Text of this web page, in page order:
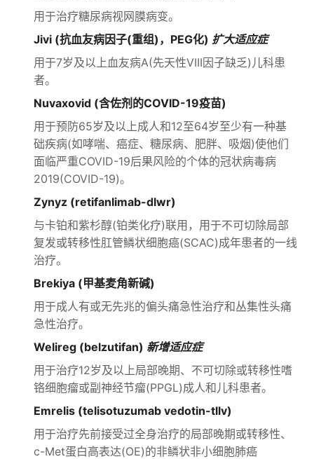
用于治疗糖尿病视网膜病变。
Jivi (抗血友病因子(重组)，PEG化) 扩大适应症
用于7岁及以上血友病A(先天性VIII因子缺乏)儿科患
者。
Nuvaxovid (含佐剂的COVID-19疫苗)
用于预防65岁及以上成人和12至64岁至少有一种基
础疾病(如哮喘、癌症、糖尿病、肥胖、吸烟)使他们
面临严重COVID-19后果风险的个体的冠状病毒病
2019(COVID-19)。
Zynyz (retifanlimab-dlwr)
与卡铂和紫杉醇(铂类化疗)联用，用于不可切除局部
复发或转移性肛管鳞状细胞癌(SCAC)成年患者的一线
治疗。
Brekiya (甲基麦角新碱)
用于成人有或无先兆的偏头痛急性治疗和丛集性头痛
急性治疗。
Welireg (belzutifan) 新增适应症
用于治疗12岁及以上局部晚期、不可切除或转移性嗜
铬细胞瘤或副神经节瘤(PPGL)成人和儿科患者。
Emrelis (telisotuzumab vedotin-tllv)
用于治疗先前接受过全身治疗的局部晚期或转移性、
c-Met蛋白高表达(OE)的非鳞状非小细胞肺癌